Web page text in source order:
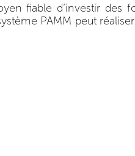
fiable d’investir des
PAMM peut